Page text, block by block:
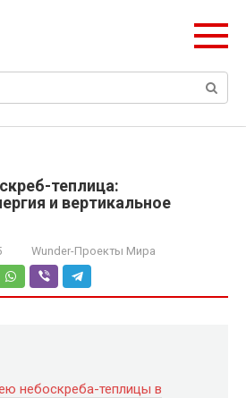
теплица:
и вертикальное
Wunder-Проекты Мира
небоскреба-теплицы в